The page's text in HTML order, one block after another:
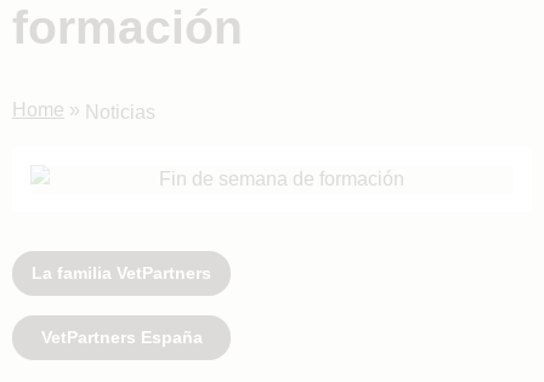
formación
Home » Noticias
La familia VetPartners
VetPartners España